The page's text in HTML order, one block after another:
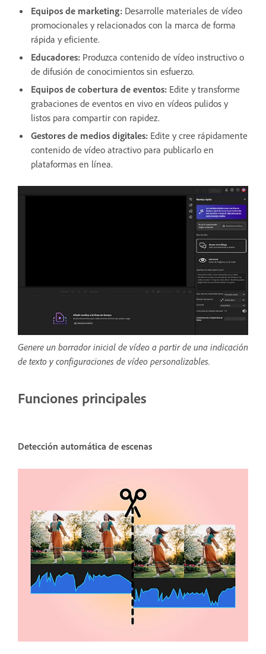
Equipos de marketing: Desarrolle materiales de vídeo
promocionales y relacionados con la marca de forma
rápida y eficiente.
Educadores: Produzca contenido de vídeo instructivo o
de difusión de conocimientos sin esfuerzo.
Equipos de cobertura de eventos: Edite y transforme
grabaciones de eventos en vivo en vídeos pulidos y
listos para compartir con rapidez.
Gestores de medios digitales: Edite y cree rápidamente
contenido de vídeo atractivo para publicarlo en
plataformas en línea.
Genere un borrador inicial de vídeo a partir de una indicación
de texto y configuraciones de vídeo personalizables.
Funciones principales
Detección automática de escenas